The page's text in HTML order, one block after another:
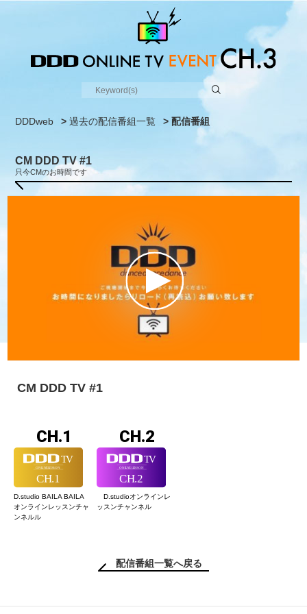
DDDweb >過去の配信番組一覧 > 配信番組
CM DDD TV #1
只今CMのお時間です
CM DDD TV #1
CH.1
D.studio BAILA BAILA
オンラインレッスンチャ
ンネルル
CH.2
D.studioオンラインレ
ッスンチャンネル
配信番組一覧へ戻る